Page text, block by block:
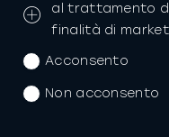
al trattamento
finalità di
Acconsento
Non acconsento